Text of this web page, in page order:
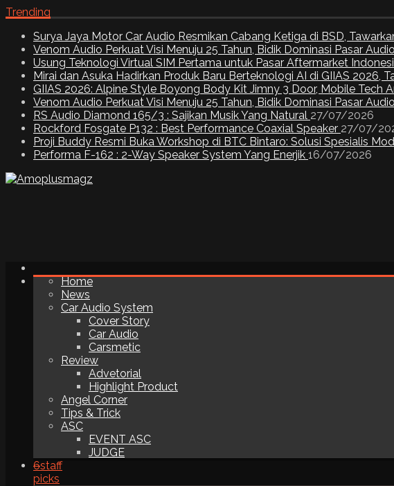
Trending
Surya Jaya Motor Car Audio Resmikan Cabang Ketiga di BSD,
Venom Audio Perkuat Visi Menuju 25 Tahun, Bidik Dominasi Pasar
Usung Teknologi Virtual SIM Pertama untuk Pasar Aftermarket
Mirai dan Asuka Hadirkan Produk Baru Berteknologi AI di GIIAS 2026,
GIIAS 2026: Alpine Style Boyong Body Kit Jimny 3 Door, Mobile Tech
Venom Audio Perkuat Visi Menuju 25 Tahun, Bidik Dominasi Pasar
RS Audio Diamond 165/3 : Sajikan Musik Yang Natural 27/07/2026
Rockford Fosgate P132 : Best Performance Coaxial Speaker 27/07/
Proji Buddy Resmi Buka Workshop di BTC Bintaro: Solusi Spesialis
Performa F-162 : 2-Way Speaker System Yang Enerjik 16/07/2026
Home
News
Car Audio System
Cover Story
Car Audio
Carsmetic
Review
Advetorial
Highlight Product
Angel Corner
Tips & Trick
ASC
EVENT ASC
JUDGE
6staff
picks